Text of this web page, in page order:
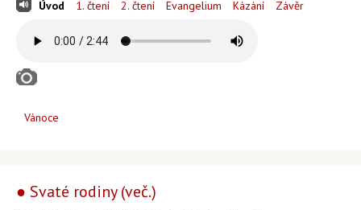
Úvod 1. čtení 2. čtení Evangelium Kázání Závěr
Vánoce
● Svaté rodiny (več.)